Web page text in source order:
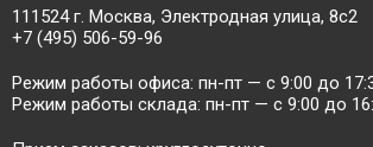
111524 г. Москва, Электродная улица, 8с2
+7 (495) 506-59-96
Режим работы офиса: пн-пт — c 9:00 до
Режим работы склада: пн-пт — c 9:00 до